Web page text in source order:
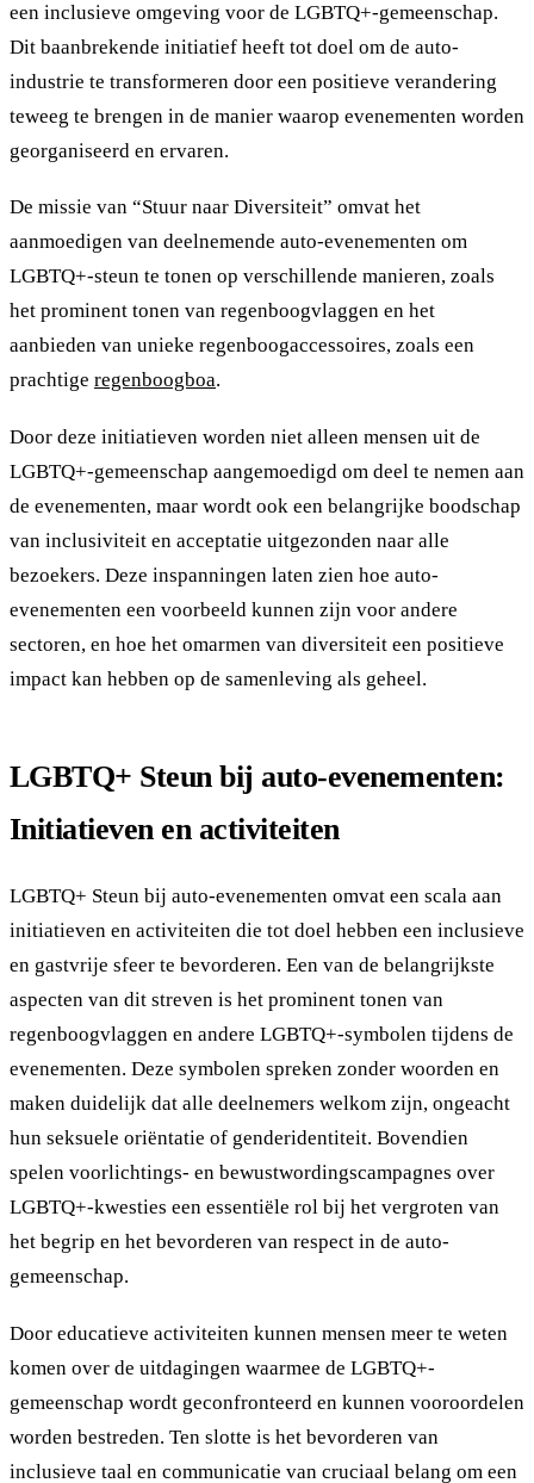
een inclusieve omgeving voor de LGBTQ+-gemeenschap.
Dit baanbrekende initiatief heeft tot doel om de auto-
industrie te transformeren door een positieve verandering
teweeg te brengen in de manier waarop evenementen worden
georganiseerd en ervaren.
De missie van “Stuur naar Diversiteit” omvat het
aanmoedigen van deelnemende auto-evenementen om
LGBTQ+-steun te tonen op verschillende manieren, zoals
het prominent tonen van regenboogvlaggen en het
aanbieden van unieke regenboogaccessoires, zoals een
prachtige regenboogboa.
Door deze initiatieven worden niet alleen mensen uit de
LGBTQ+-gemeenschap aangemoedigd om deel te nemen aan
de evenementen, maar wordt ook een belangrijke boodschap
van inclusiviteit en acceptatie uitgezonden naar alle
bezoekers. Deze inspanningen laten zien hoe auto-
evenementen een voorbeeld kunnen zijn voor andere
sectoren, en hoe het omarmen van diversiteit een positieve
impact kan hebben op de samenleving als geheel.
LGBTQ+ Steun bij auto-evenementen:
Initiatieven en activiteiten
LGBTQ+ Steun bij auto-evenementen omvat een scala aan
initiatieven en activiteiten die tot doel hebben een inclusieve
en gastvrije sfeer te bevorderen. Een van de belangrijkste
aspecten van dit streven is het prominent tonen van
regenboogvlaggen en andere LGBTQ+-symbolen tijdens de
evenementen. Deze symbolen spreken zonder woorden en
maken duidelijk dat alle deelnemers welkom zijn, ongeacht
hun seksuele oriëntatie of genderidentiteit. Bovendien
spelen voorlichtings- en bewustwordingscampagnes over
LGBTQ+-kwesties een essentiële rol bij het vergroten van
het begrip en het bevorderen van respect in de auto-
gemeenschap.
Door educatieve activiteiten kunnen mensen meer te weten
komen over de uitdagingen waarmee de LGBTQ+-
gemeenschap wordt geconfronteerd en kunnen vooroordelen
worden bestreden. Ten slotte is het bevorderen van
inclusieve taal en communicatie van cruciaal belang om een